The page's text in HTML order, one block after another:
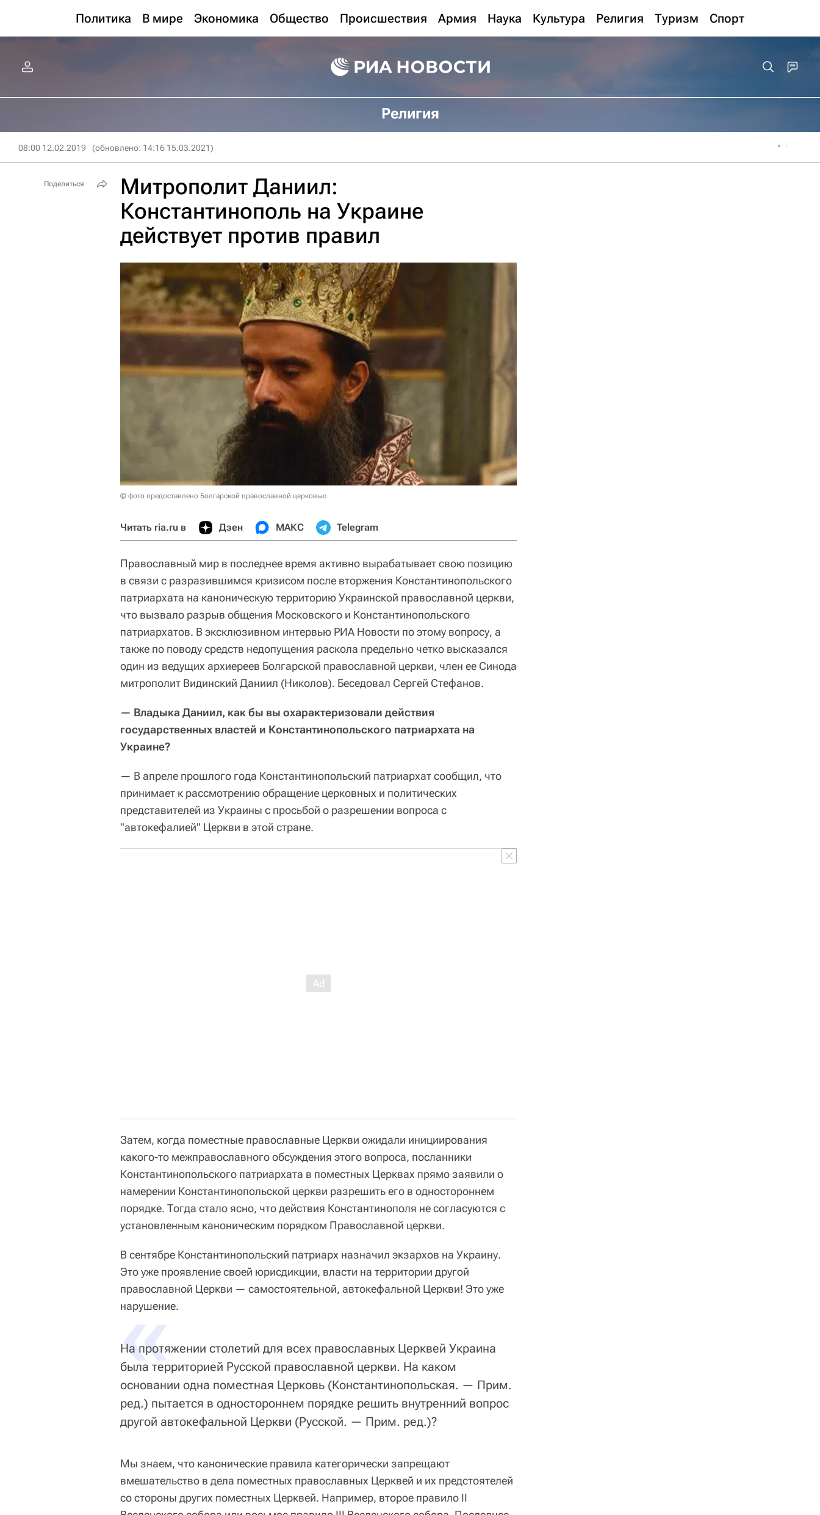
Политика В мире Экономика Общество Происшествия Армия Наука Культура Религия Туризм Спорт
Религия
08:00 12.02.2019 (обновлено: 14:16 15.03.2021)
Митрополит Даниил:
Константинополь на Украине
действует против правил
© фото предоставлено Болгарской православной церковью
Читать ria.ru в Дзен МАКС Telegram
Православный мир в последнее время активно вырабатывает свою позицию
в связи с разразившимся кризисом после вторжения Константинопольского
патриархата на каноническую территорию Украинской православной церкви,
что вызвало разрыв общения Московского и Константинопольского
патриархатов. В эксклюзивном интервью РИА Новости по этому вопросу, а
также по поводу средств недопущения раскола предельно четко высказался
один из ведущих архиереев Болгарской православной церкви, член ее Синода
митрополит Видинский Даниил (Николов). Беседовал Сергей Стефанов.
— Владыка Даниил, как бы вы охарактеризовали действия
государственных властей и Константинопольского патриархата на
Украине?
— В апреле прошлого года Константинопольский патриархат сообщил, что
принимает к рассмотрению обращение церковных и политических
представителей из Украины с просьбой о разрешении вопроса с
"автокефалией" Церкви в этой стране.
Затем, когда поместные православные Церкви ожидали инициирования
какого-то межправославного обсуждения этого вопроса, посланники
Константинопольского патриархата в поместных Церквах прямо заявили о
намерении Константинопольской церкви разрешить его в одностороннем
порядке. Тогда стало ясно, что действия Константинополя не согласуются с
установленным каноническим порядком Православной церкви.
В сентябре Константинопольский патриарх назначил экзархов на Украину.
Это уже проявление своей юрисдикции, власти на территории другой
православной Церкви — самостоятельной, автокефальной Церкви! Это уже
нарушение.
«
На протяжении столетий для всех православных Церквей Украина
была территорией Русской православной церкви. На каком
основании одна поместная Церковь (Константинопольская. — Прим.
ред.) пытается в одностороннем порядке решить внутренний вопрос
другой автокефальной Церкви (Русской. — Прим. ред.)?
Мы знаем, что канонические правила категорически запрещают
вмешательство в дела поместных православных Церквей и их предстоятелей
со стороны других поместных Церквей. Например, второе правило II
Поделиться